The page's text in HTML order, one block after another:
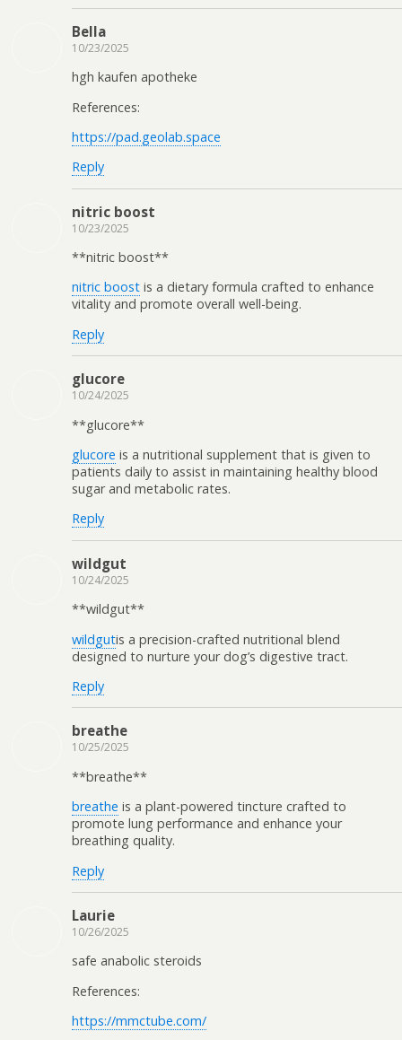
Bella
10/23/2025
hgh kaufen apotheke
References:
https://pad.geolab.space
Reply
nitric boost
10/23/2025
**nitric boost**
nitric boost is a dietary formula crafted to enhance
vitality and promote overall well-being.
Reply
glucore
10/24/2025
**glucore**
glucore is a nutritional supplement that is given to
patients daily to assist in maintaining healthy blood
sugar and metabolic rates.
Reply
wildgut
10/24/2025
** wildgut**
wildgutis a precision-crafted nutritional blend
designed to nurture your dog’s digestive tract.
Reply
breathe
10/25/2025
** breathe**
breathe is a plant-powered tincture crafted to
promote lung performance and enhance your
breathing quality.
Reply
Laurie
10/26/2025
safe anabolic steroids
References:
https://mmctube.com/